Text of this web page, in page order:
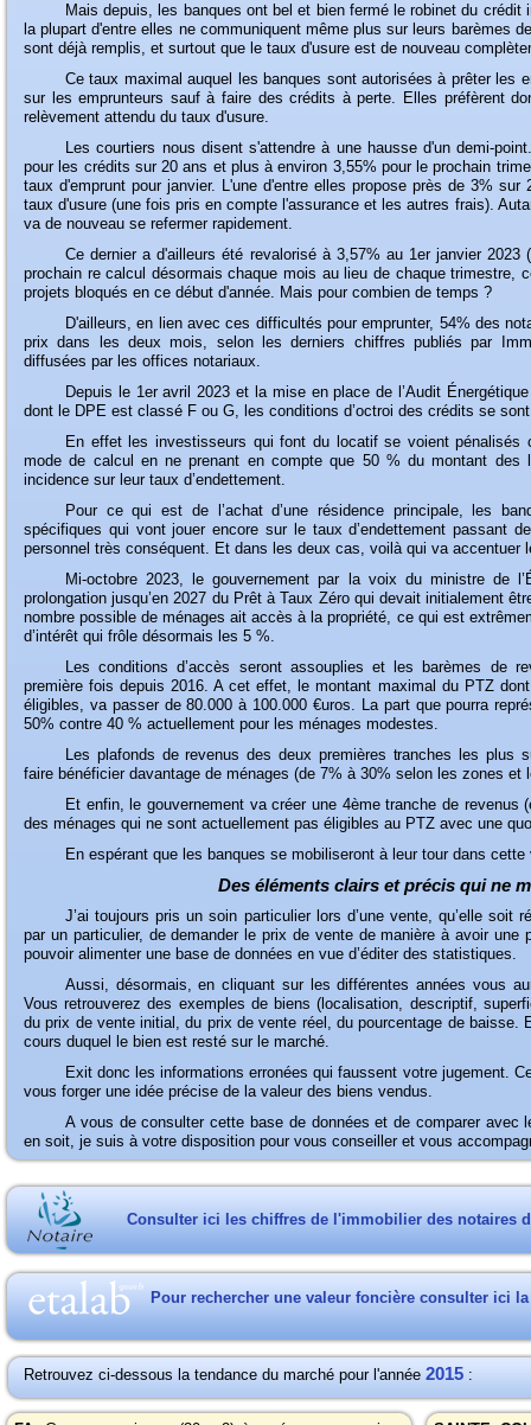
Mais depuis, les banques ont bel et bien fermé le robinet du crédit
la plupart d'entre elles ne communiquent même plus sur leurs barèmes
sont déjà remplis, et surtout que le taux d'usure est de nouveau
Ce taux maximal auquel les banques sont autorisées à prêter les
sur les emprunteurs sauf à faire des crédits à perte. Elles préfèrent
relèvement attendu du taux d'usure.
Les courtiers nous disent s'attendre à une hausse d'un demi-
pour les crédits sur 20 ans et plus à environ 3,55% pour le prochain
taux d'emprunt pour janvier. L'une d'entre elles propose près de 3%
taux d'usure (une fois pris en compte l'assurance et les autres frais).
va de nouveau se refermer rapidement.
Ce dernier a d'ailleurs été revalorisé à 3,57% au 1er janvier
prochain re calcul désormais chaque mois au lieu de chaque trimestre,
projets bloqués en ce début d'année. Mais pour combien de temps ?
D'ailleurs, en lien avec ces difficultés pour emprunter, 54% des
prix dans les deux mois, selon les derniers chiffres publiés par
diffusées par les offices notariaux.
Depuis le 1er avril 2023 et la mise en place de l’Audit
dont le DPE est classé F ou G, les conditions d’octroi des crédits se
En effet les investisseurs qui font du locatif se voient pénalisés
mode de calcul en ne prenant en compte que 50 % du montant des
incidence sur leur taux d’endettement.
Pource qui est de l’achat d’une résidence principale, les
spécifiques qui vont jouer encore sur le taux d’endettement passant
personnel très conséquent. Et dans les deux cas, voilà qui va accentuer
Mi-octobre 2023, le gouvernement par la voix du ministre de
prolongation jusqu’en 2027 du Prêt à Taux Zéro qui devait initialement
nombre possible de ménages ait accès à la propriété, ce qui est
d’intérêt qui frôle désormais les 5 %.
Les conditions d’accès seront assouplies et les barèmes de
première fois depuis 2016. A cet effet, le montant maximal du PTZ
éligibles, va passer de 80.000 à 100.000 €uros. La part que pourra
50% contre 40 % actuellement pour les ménages modestes.
Les plafonds de revenus des deux premières tranches les plus
faire bénéficier davantage de ménages (de 7% à 30% selon les zones et
Et enfin, le gouvernement va créer une 4ème tranche de revenus
des ménages qui ne sont actuellement pas éligibles au PTZ avec une
En espérant que les banques se mobiliseront à leur tour dans
Des éléments clairs et précis qui ne
J’ai toujours pris un soin particulier lors d’une vente, qu’elle soit
par un particulier, de demander le prix de vente de manière à avoir une
pouvoir alimenter une base de données en vue d’éditer des statistiques.
Aussi, désormais, en cliquant sur les différentes années vous
Vous retrouverez des exemples de biens (localisation, descriptif,
du prix de vente initial, du prix de vente réel, du pourcentage de baisse.
cours duquel le bien est resté sur le marché.
Exit donc les informations erronées qui faussent votre jugement.
vous forger une idée précise de la valeur des biens vendus.
Avous de consulter cette base de données et de comparer avec
en soit, je suis à votre disposition pour vous conseiller et vous
Consulter ici les chiffres de l'immobilier des notaires
Pour rechercher une valeur foncière consulter ici
Retrouvez ci-dessous la tendance du marché pour l'année 2015 :